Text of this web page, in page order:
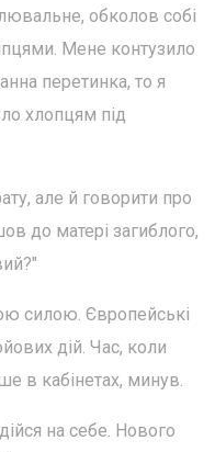
обколов собі
Мене контузило
перетинка, то я
хлопцям під
але й говорити про
до матері загиблого,
силою. Європейські
дій. Час, коли
в кабінетах, минув.
на себе. Нового